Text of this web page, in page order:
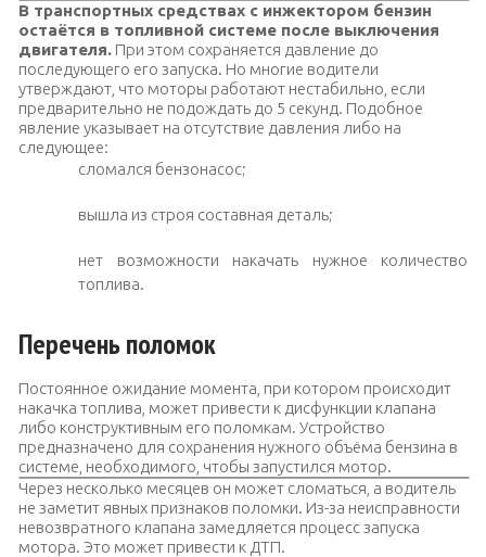
В транспортных средствах с инжектором бензин
остаётся в топливной системе после выключения
двигателя. При этом сохраняется давление до
последующего его запуска. Но многие водители
утверждают, что моторы работают нестабильно, если
предварительно не подождать до 5 секунд. Подобное
явление указывает на отсутствие давления либо на
следующее:
сломался бензонасос;
вышла из строя составная деталь;
нет возможности накачать нужное количество
топлива.
Перечень поломок
Постоянное ожидание момента, при котором происходит
накачка топлива, может привести к дисфункции клапана
либо конструктивным его поломкам. Устройство
предназначено для сохранения нужного объёма бензина в
системе, необходимого, чтобы запустился мотор.
Через несколько месяцев он может сломаться, а водитель
не заметит явных признаков поломки. Из-за неисправности
невозвратного клапана замедляется процесс запуска
мотора. Это может привести к ДТП.